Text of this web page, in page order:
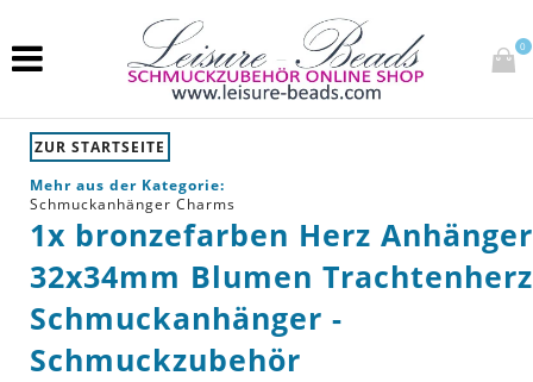
0
ZUR STARTSEITE
Mehr aus der Kategorie:
Schmuckanhänger Charms
1x bronzefarben Herz Anhänger
32x34mm Blumen Trachtenherz
Schmuckanhänger -
Schmuckzubehör